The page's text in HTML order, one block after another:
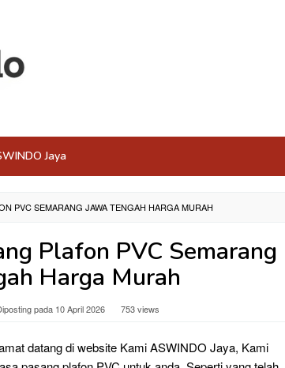
Jaya
PVC SEMARANG JAWA TENGAH HARGA MURAH
Plafon PVC Semarang
Harga Murah
pada 10 April 2026 753 views
datang di website Kami ASWINDO Jaya, Kami